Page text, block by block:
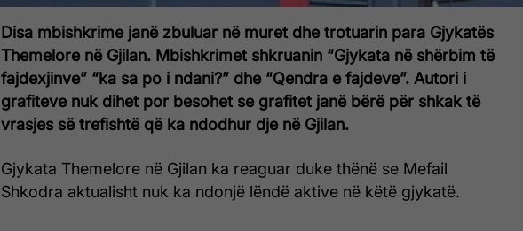
Disa mbishkrime janë zbuluar në muret dhe trotuarin para Gjykatës
Themelore në Gjilan. Mbishkrimet shkruanin “Gjykata në shërbim të
fajdexjinve” “ka sa po i ndani?” dhe “Qendra e fajdeve”. Autori i
grafiteve nuk dihet por besohet se grafitet janë bërë për shkak të
vrasjes së trefishtë që ka ndodhur dje në Gjilan.
Gjykata Themelore në Gjilan ka reaguar duke thënë se Mefail
Shkodra aktualisht nuk ka ndonjë lëndë aktive në këtë gjykatë.